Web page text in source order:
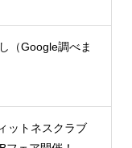
（Google調べま
ットネスクラブ